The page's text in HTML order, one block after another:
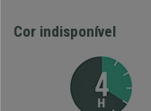
Cor indisponível